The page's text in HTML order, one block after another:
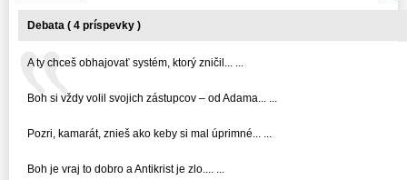
Debata ( 4 príspevky )
A ty chceš obhajovať systém, ktorý zničil... ...
Boh si vždy volil svojich zástupcov – od Adama... ...
Pozri, kamarát, znieš ako keby si mal úprimné... ...
Boh je vraj to dobro a Antikrist je zlo.... ...